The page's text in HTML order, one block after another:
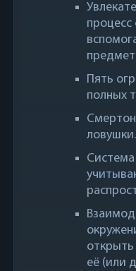
процесс
Пять
полных
ловушки.
её (или